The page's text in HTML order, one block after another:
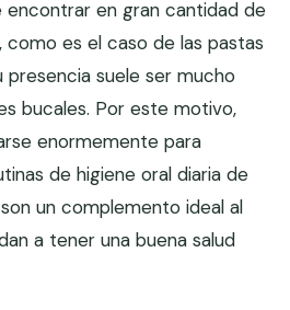
encontrar en gran cantidad de
es el caso de las pastas
presencia suele ser mucho
bucales. Por este motivo,
enormemente para
de higiene oral diaria de
un complemento ideal al
a tener una buena salud